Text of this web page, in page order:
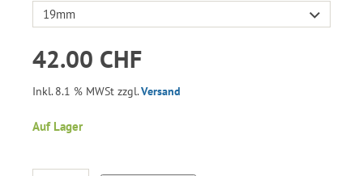
42.00 CHF
Inkl. 8.1 % MWSt zzgl.Versand
Auf Lager